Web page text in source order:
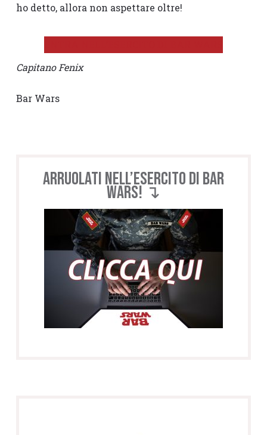
ho detto, allora non aspettare oltre!
Capitano Fenix
Bar Wars
Arruolati nell’esercito di BAR
WARS! ↴